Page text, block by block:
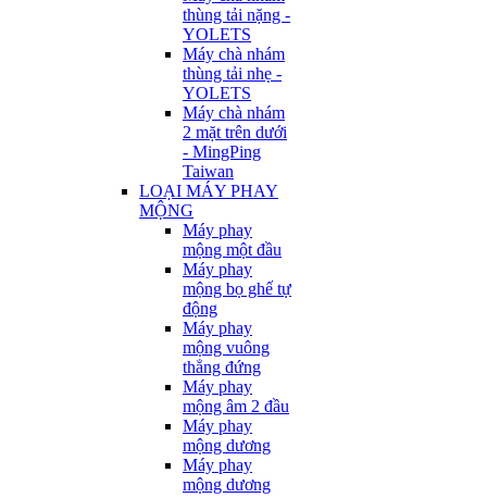
thùng tải nặng -
YOLETS
Máy chà nhám
thùng tải nhẹ -
YOLETS
Máy chà nhám
2 mặt trên dưới
- MingPing
Taiwan
LOẠI MÁY PHAY
MỘNG
Máy phay
mộng một đầu
Máy phay
mộng bọ ghế tự
động
Máy phay
mộng vuông
thẳng đứng
Máy phay
mộng âm 2 đầu
Máy phay
mộng dương
Máy phay
mộng dương